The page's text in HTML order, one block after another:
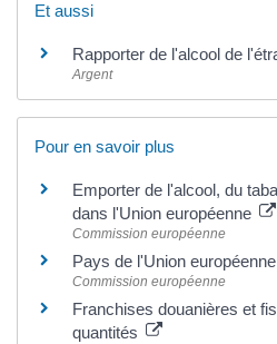
Et aussi
Rapporter de l'alcool de
Argent
Pour en savoir plus
Emporter de l'alcool, du
dans l'Union européenne
Commission européenne
Pays de l'Union européenne
Commission européenne
Franchises douanières et
quantités